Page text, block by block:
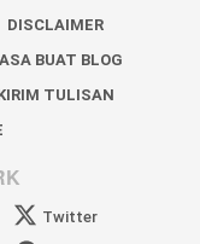
DISCLAIMER
BUAT BLOG
TULISAN
Twitter